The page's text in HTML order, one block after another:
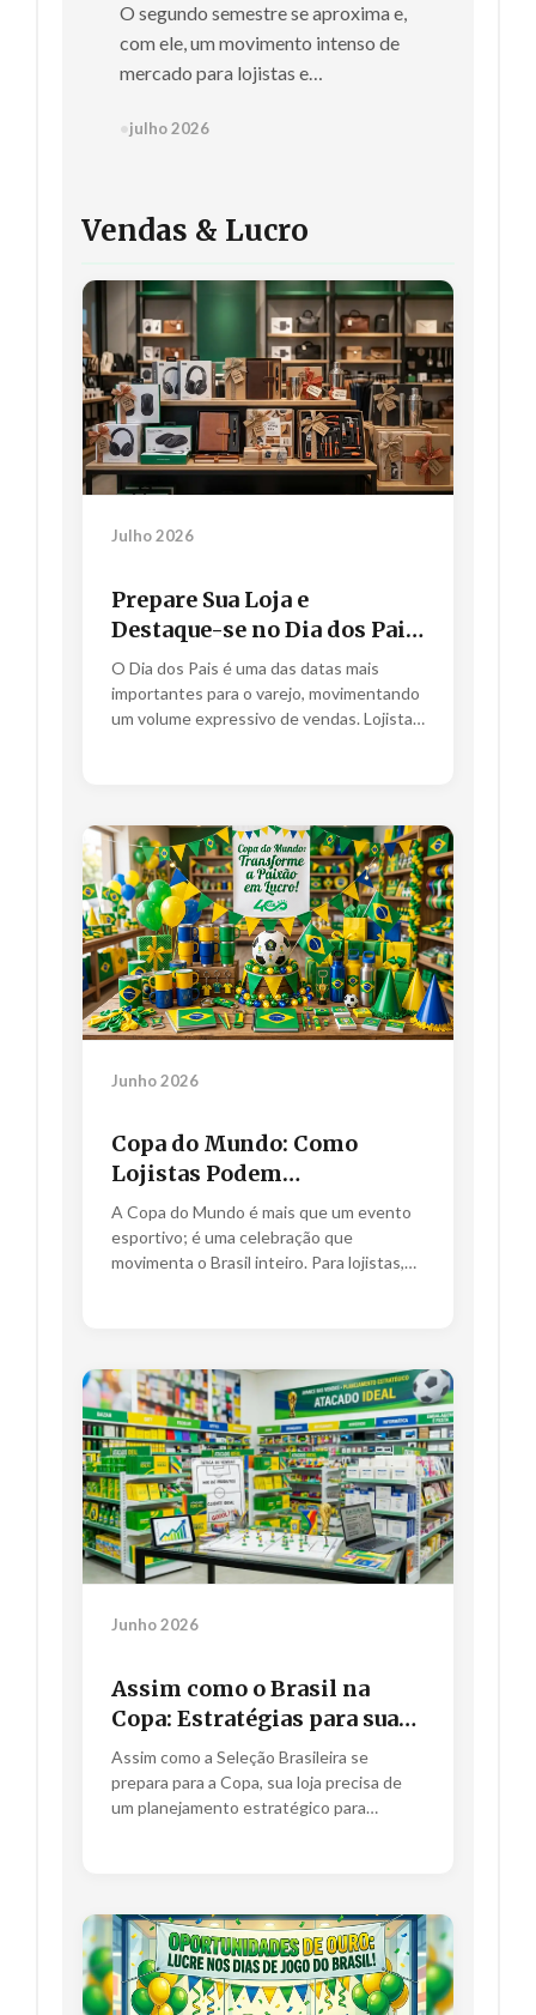
O segundo semestre se aproxima e,
com ele, um movimento intenso de
mercado para lojistas e
crucial para...
•julho 2026
Vendas & Lucro
Julho 2026
Prepare Sua Loja e
Destaque-se no Dia dos Pais
com o Atacado Ideal
O Dia dos Pais é uma das datas mais
importantes para o varejo, movimentando
um volume expressivo de vendas. Lojistas
Junho 2026
Copa do Mundo: Como
Lojistas Podem
Transformar a Paixão
Nacional em Lucro na Sua
Loja
A Copa do Mundo é mais que um evento
esportivo; é uma celebração que
movimenta o Brasil inteiro. Para lojistas,
Junho 2026
Assim como o Brasil na
Copa: Estratégias para sua
loja Avançar nas Vendas
Assim como a Seleção Brasileira se
prepara para a Copa, sua loja precisa de
um planejamento estratégico para